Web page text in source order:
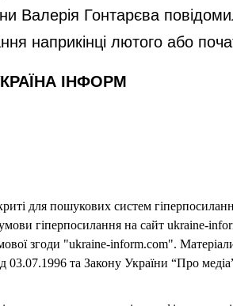
Валерія Гонтарєва
наприкінці лютого або
ІНФОРМ
для пошукових систем
гіперпосилання на сайт ukraine-
згоди "ukraine-inform.com".
та Закону України “Про